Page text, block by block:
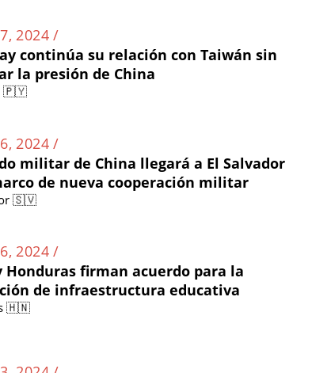
2024 /
continúa su relación con Taiwán sin
la presión de China
🇵🇾
2024 /
militar de China llegará a El Salvador
de nueva cooperación militar
🇸🇻
2024 /
Honduras firman acuerdo para la
de infraestructura educativa
🇭🇳